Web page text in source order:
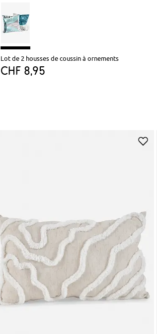
Lot de 2 housses de coussin à ornements
CHF 8,95